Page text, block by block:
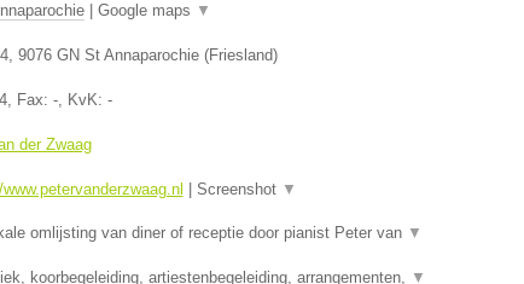
| Google maps ▼
, 9076 GN St Annaparochie(Friesland)
, Fax: -, KvK: -
der Zwaag
Screenshot ▼
omlijsting van diner of receptie door pianist Peter van ▼
koorbegeleiding, artiestenbegeleiding, arrangementen, ▼